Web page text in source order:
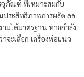
ภัณฑ์ ที่เหมาะสมกับ
ระสิทธิภาพการผลิต ลด
มได้มาตรฐาน หากกำลัง
จะเลือก เครื่องห่อแนว